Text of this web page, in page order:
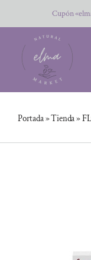
al
contenido
Cupón
Portada»Tienda»